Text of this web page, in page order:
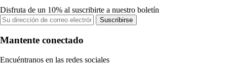
Disfruta de un 10% al suscribirte a nuestro boletín
Suscribirse
Mantente conectado
Encuéntranos en las redes sociales